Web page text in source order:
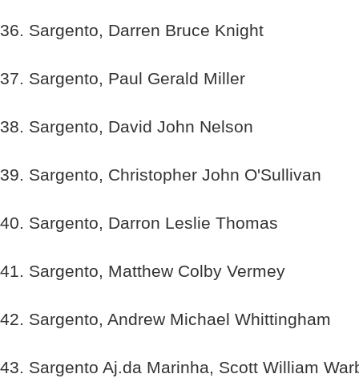
36. Sargento, Darren Bruce Knight
37. Sargento, Paul Gerald Miller
38. Sargento, David John Nelson
39. Sargento, Christopher John O'Sullivan
40. Sargento, Darron Leslie Thomas
41. Sargento, Matthew Colby Vermey
42. Sargento, Andrew Michael Whittingham
43. Sargento Aj.da Marinha, Scott William